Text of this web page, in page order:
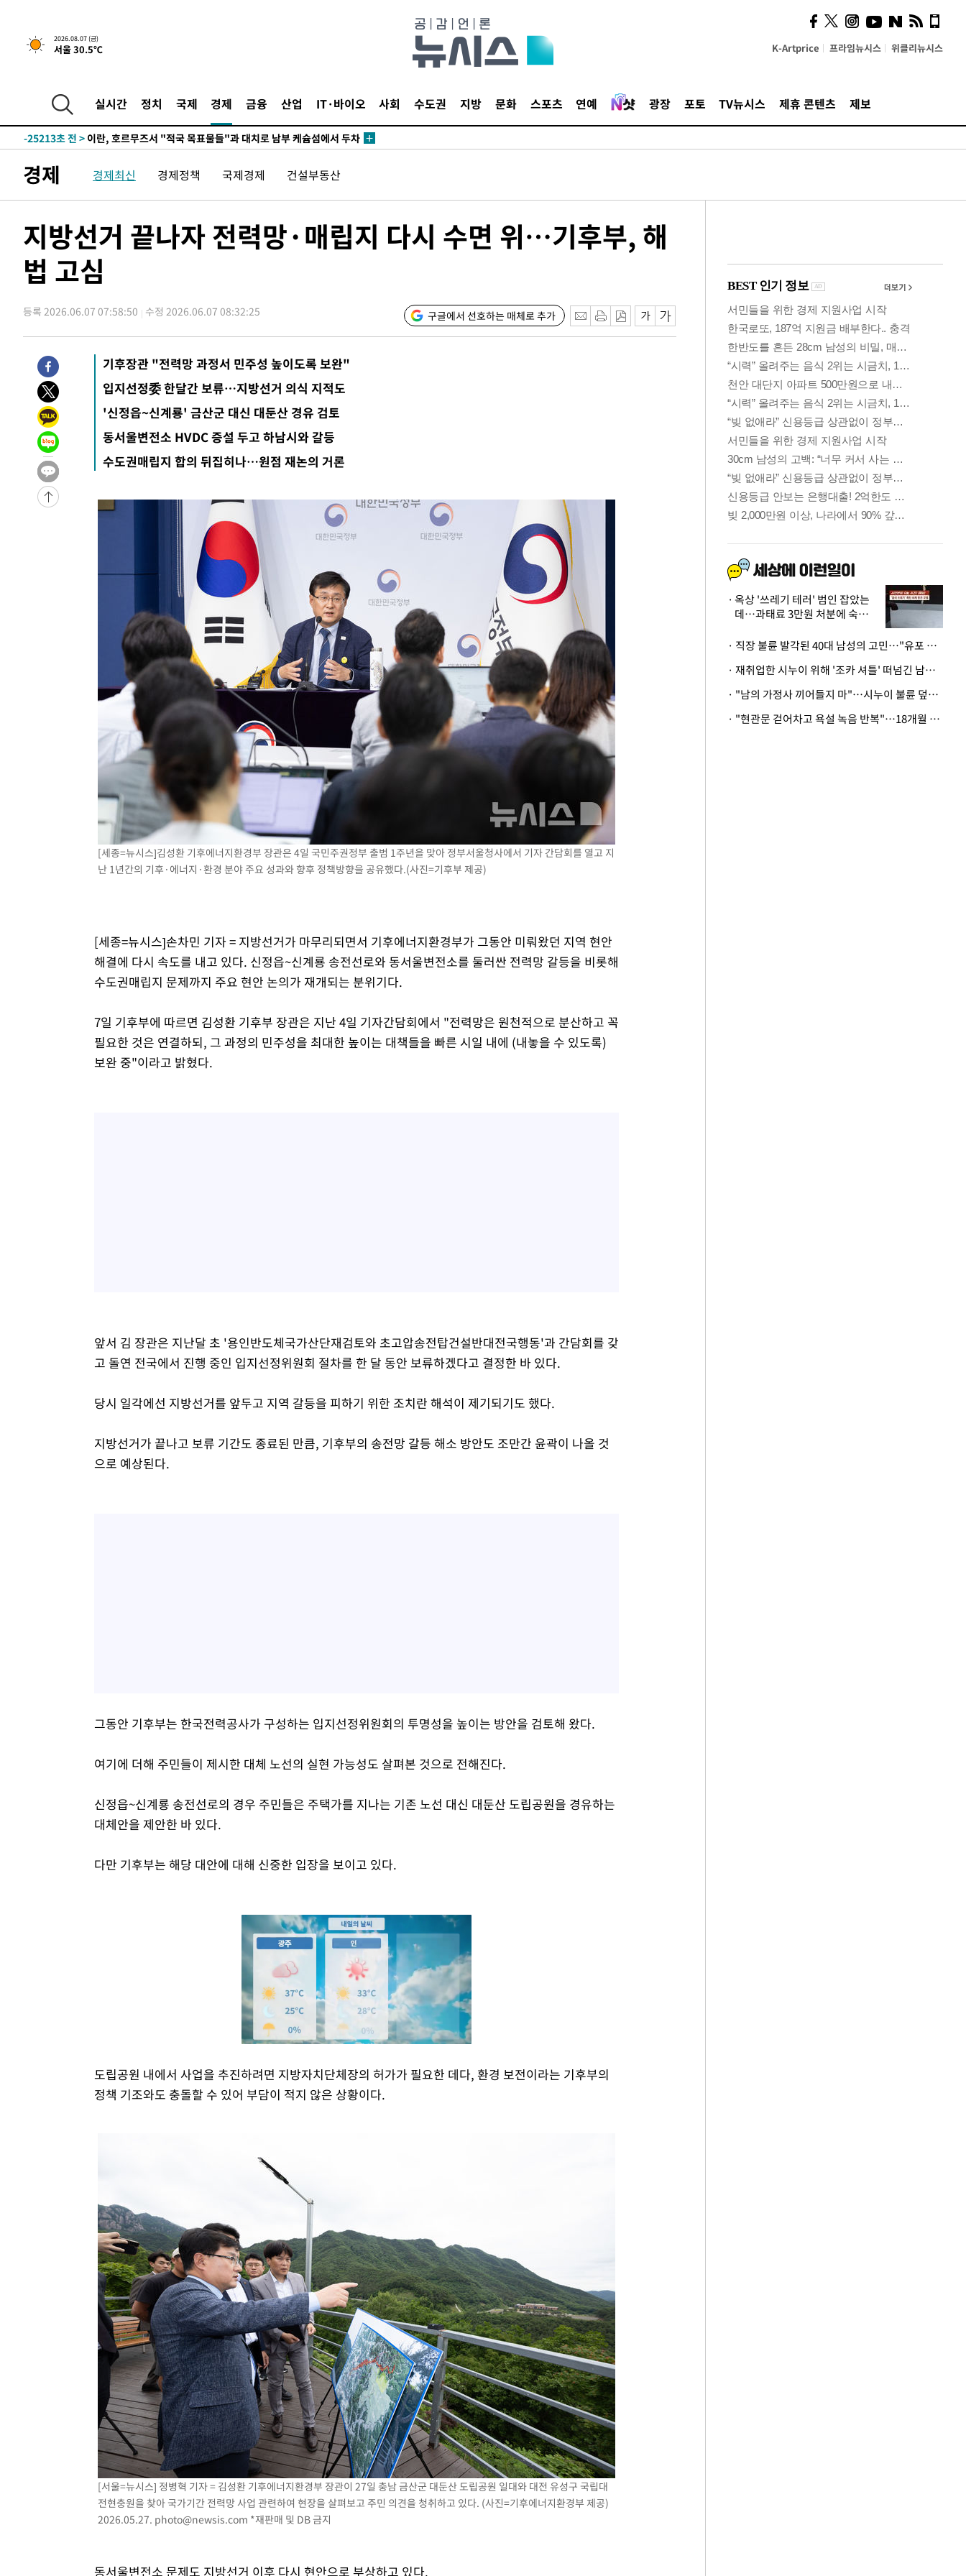
2026.08.07 (금)
서울 30.5℃ K-Artprice 프라임뉴시스 위클리뉴시스
실시간 정치 국제 경제 금융 산업 IT·바이오 사회 수도권 지방 문화 스포츠 연예 광장 포토 TV뉴시스 제휴 콘텐츠 제보
-30249초 전 >
입추에도 극한더위…서울 낮 39도 '폭염중대경보'
-25213초 전 >이란, 호르무즈서 "적국 목표물들"과 대치로 남부 케슘섬에서 두차
례 큰 폭발음
-23928초 전 > [속보]美, 폴리실리콘 수입 규제…파생제품 15% 관세, 120일 후
-22079초 전 >
-19779초 전 >
[속보] 뉴욕증시, 일제 하락 마감…나스닥 0.06%↓
-30971초 전 >시리아 다마스쿠스 교외에서 미니버스 폭발.. 14명 부상, 3명은 중
-30269초 전 > 입추에도 극한더위…서울 낮 39도 '폭염중대경보'
-25233초 전 >이란, 호르무즈서 "적국 목표물들"과 대치로 남부 케슘섬에서 두차
례 큰 폭발음
-23948초 전 > [속보]美, 폴리실리콘 수입 규제…파생제품 15% 관세, 120일 후
발효
-22099초 전 > [속보]트럼프, 美 원정출산 금지 행정명령 서명
[속보] 뉴욕증시, 일제 하락 마감…나스닥 0.06%↓
경제 경제최신 경제정책 국제경제 건설부동산
지방선거 끝나자 전력망·매립지 다시 수면 위…기후부, 해
법 고심
등록 2026.06.07 07:58:50 수정 2026.06.07 08:32:25 구글에서 선호하는 매체로 추가
기후장관 "전력망 과정서 민주성 높이도록 보완"
입지선정委 한달간 보류…지방선거 의식 지적도
'신정읍~신계룡' 금산군 대신 대둔산 경유 검토
동서울변전소 HVDC 증설 두고 하남시와 갈등
수도권매립지 합의 뒤집히나…원점 재논의 거론
[세종=뉴시스]김성환 기후에너지환경부 장관은 4일 국민주권정부 출범 1주년을 맞아 정부서울청사에서 기자 간담회를 열고 지
난 1년간의 기후·에너지·환경 분야 주요 성과와 향후 정책방향을 공유했다.(사진=기후부 제공)
[세종=뉴시스]손차민 기자 = 지방선거가 마무리되면서 기후에너지환경부가 그동안 미뤄왔던 지역 현안
해결에 다시 속도를 내고 있다. 신정읍~신계룡 송전선로와 동서울변전소를 둘러싼 전력망 갈등을 비롯해
수도권매립지 문제까지 주요 현안 논의가 재개되는 분위기다.
7일 기후부에 따르면 김성환 기후부 장관은 지난 4일 기자간담회에서 "전력망은 원천적으로 분산하고 꼭
필요한 것은 연결하되, 그 과정의 민주성을 최대한 높이는 대책들을 빠른 시일 내에 (내놓을 수 있도록)
보완 중"이라고 밝혔다.
앞서 김 장관은 지난달 초 '용인반도체국가산단재검토와 초고압송전탑건설반대전국행동'과 간담회를 갖
고 돌연 전국에서 진행 중인 입지선정위원회 절차를 한 달 동안 보류하겠다고 결정한 바 있다.
당시 일각에선 지방선거를 앞두고 지역 갈등을 피하기 위한 조치란 해석이 제기되기도 했다.
지방선거가 끝나고 보류 기간도 종료된 만큼, 기후부의 송전망 갈등 해소 방안도 조만간 윤곽이 나올 것
으로 예상된다.
그동안 기후부는 한국전력공사가 구성하는 입지선정위원회의 투명성을 높이는 방안을 검토해 왔다.
여기에 더해 주민들이 제시한 대체 노선의 실현 가능성도 살펴본 것으로 전해진다.
신정읍~신계룡 송전선로의 경우 주민들은 주택가를 지나는 기존 노선 대신 대둔산 도립공원을 경유하는
대체안을 제안한 바 있다.
다만 기후부는 해당 대안에 대해 신중한 입장을 보이고 있다.
도립공원 내에서 사업을 추진하려면 지방자치단체장의 허가가 필요한 데다, 환경 보전이라는 기후부의
정책 기조와도 충돌할 수 있어 부담이 적지 않은 상황이다.
[서울=뉴시스] 정병혁 기자 = 김성환 기후에너지환경부 장관이 27일 충남 금산군 대둔산 도립공원 일대와 대전 유성구 국립대
전현충원을 찾아 국가기간 전력망 사업 관련하여 현장을 살펴보고 주민 의견을 청취하고 있다. (사진=기후에너지환경부 제공)
2026.05.27. photo@newsis.com *재판매 및 DB 금지
동서울변전소 문제도 지방선거 이후 다시 현안으로 부상하고 있다.
시, 스마트폰 액세서리에
NFC 더했다
옥상 '쓰레기 테러' 범인 잡았는
데…과태료 3만원 처분에 숙박업
· 직장 불륜 발각된 40대 남성의 고민…"유포 동료 명예훼손·협박죄 고소 가능할까"
· 재취업한 시누이 위해 '조카 셔틀' 떠넘긴 남편…아내 "난 못한다"
· "남의 가정사 끼어들지 마"…시누이 불륜 덮으려는 남편에 억울한 아내
· "현관문 걷어차고 욕설 녹음 반복"…18개월 아기 키우는 집 뒤흔든 '앞집의 비극'